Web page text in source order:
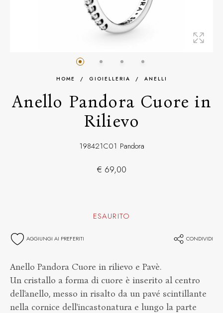
HOME / GIOIELLERIA / ANELLI
Anello Pandora Cuore in
Rilievo
198421C01 Pandora
€ 69,00
ESAURITO
AGGIUNGI AI PREFERITI CONDIVIDI
Anello Pandora Cuore in rilievo e Pavè.
Un cristallo a forma di cuore è inserito al centro
dell'anello, messo in risalto da un pavé scintillante
nella cornice dell'incastonatura e lungo la parte